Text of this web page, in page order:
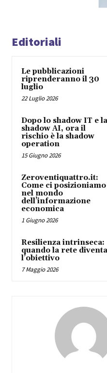
Editoriali
Le pubblicazioni
riprenderanno il 30
luglio
22 Luglio 2026
Dopo lo shadow IT e la
shadow AI, ora il
rischio è la shadow
operation
15 Giugno 2026
Zeroventiquattro.it:
Come ci posizioniamo
nel mondo
dell’informazione
economica
1 Giugno 2026
Resilienza intrinseca:
quando la rete diventa
l’obiettivo
7 Maggio 2026